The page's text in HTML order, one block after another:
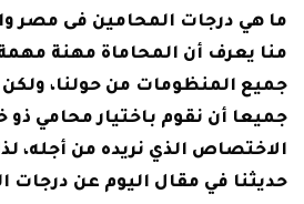
ما هي درجات المحامين فى مصر
منا يعرف أن المحاماة مهنة
جميع المنظومات من حولنا،
جميعا أن نقوم باختيار محامي ذو
الاختصاص الذي نريده من
حديثنا في مقال اليوم عن درجات